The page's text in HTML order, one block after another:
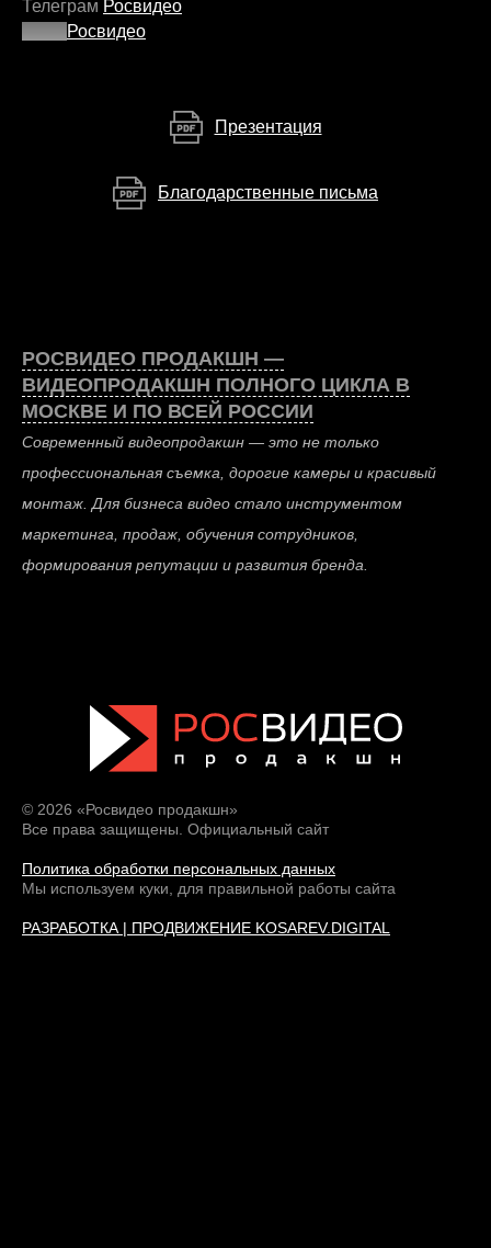
Телеграм Росвидео
Росвидео
Презентация
Благодарственные письма
РОСВИДЕО ПРОДАКШН —
ВИДЕОПРОДАКШН ПОЛНОГО ЦИКЛА В
МОСКВЕ И ПО ВСЕЙ РОССИИ
Современный видеопродакшн — это не только
профессиональная съемка, дорогие камеры и красивый
монтаж. Для бизнеса видео стало инструментом
маркетинга, продаж, обучения сотрудников,
формирования репутации и развития бренда.
© 2026 «Росвидео продакшн»
Все права защищены. Официальный сайт
Политика обработки персональных данных
Мы используем куки, для правильной работы сайта
РАЗРАБОТКА | ПРОДВИЖЕНИЕ KOSAREV.DIGITAL